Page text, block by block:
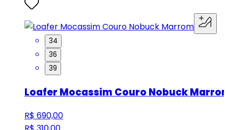
34
36
39
Loafer Mocassim Couro Nobuck
R$ 690,00